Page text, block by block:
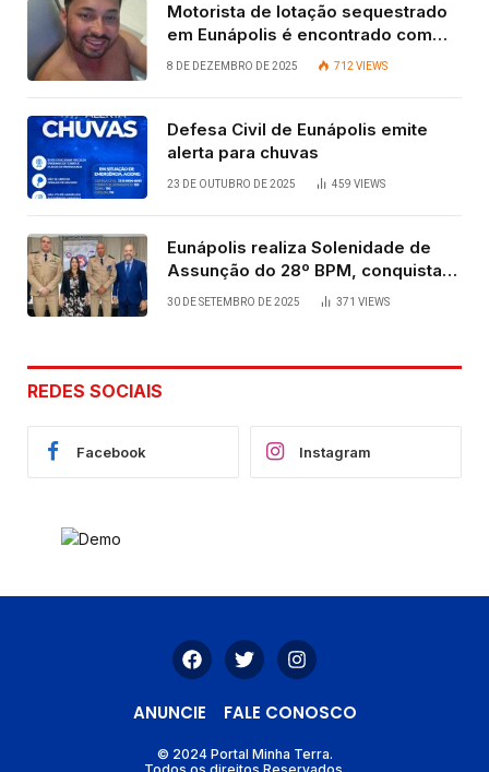
Motorista de lotação sequestrado
em Eunápolis é encontrado com
vida após quatro dias.
8 DE DEZEMBRO DE 2025 712VIEWS
Defesa Civil de Eunápolis emite
alerta para chuvas
23 DE OUTUBRO DE 2025 459 VIEWS
Eunápolis realiza Solenidade de
Assunção do 28º BPM, conquista
viabilizada por articulação política
30 DE SETEMBRO DE 2025 371 VIEWS
REDES SOCIAIS
Facebook Instagram
ANUNCIE FALE CONOSCO
© 2024 Portal Minha Terra.